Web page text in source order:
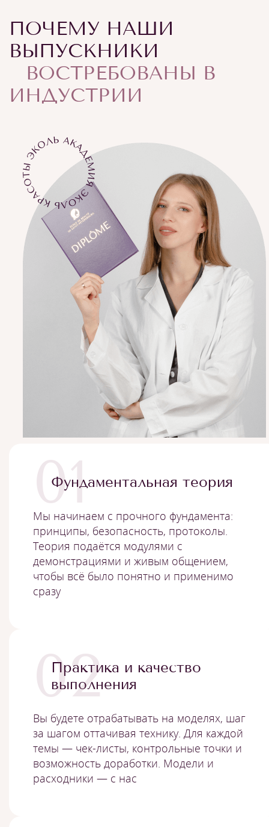
ПОЧЕМУ НАШИ
ВЫПУСКНИКИ
ВОСТРЕБОВАНЫ В
ИНДУСТРИИ
01
Фундаментальная теория
Мы начинаем с прочного фундамента:
принципы, безопасность, протоколы.
Теория подаётся модулями с
демонстрациями и живым общением,
чтобы всё было понятно и применимо
сразу
02
Практика и качество
выполнения
Вы будете отрабатывать на моделях, шаг
за шагом оттачивая технику. Для каждой
темы — чек-листы, контрольные точки и
возможность доработки. Модели и
расходники — с нас